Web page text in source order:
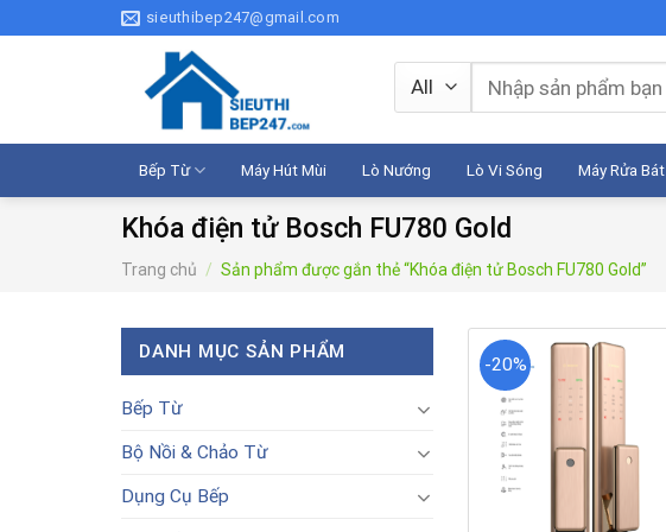
to
sieuthibep247@gmail.com
Tìm
kiếm:
Bếp Từ Máy Hút Mùi Lò Nướng Lò Vi Sóng Máy Rửa Bát
Khóa điện tử Bosch FU780 Gold
Trang chủ / Sản phẩm được gắn thẻ “Khóa điện tử Bosch FU780 Gold”
DANH MỤC SẢN PHẨM
Bếp Từ
Bộ Nồi & Chảo Từ
Dụng Cụ Bếp
-20%